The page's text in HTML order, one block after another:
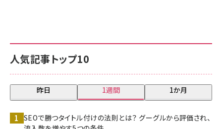
人気記事トップ10
昨日 1週間 1か月
SEOで勝つタイトル付けの法則とは？ グーグルから評価され、